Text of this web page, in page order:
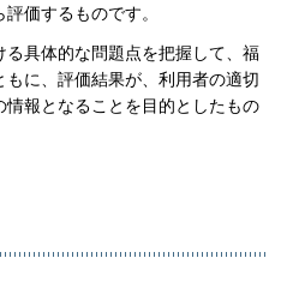
価するものです。
具体的な問題点を把握して、福
に、評価結果が、利用者の適切
報となることを目的としたもの